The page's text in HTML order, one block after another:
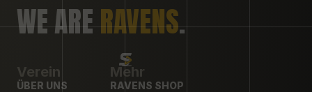
WE ARE RAVENS.
Verein
ÜBER UNS
Mehr
RAVENS SHOP